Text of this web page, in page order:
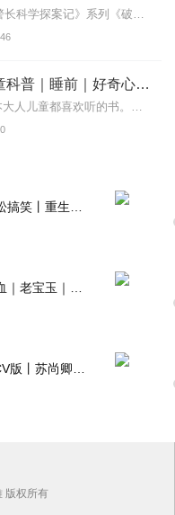
【适听年龄】7岁+《猴子警长科学探案记》系列《破坏者联盟篇1·猴子警长科学探案记》>>>《破坏者联盟篇2·猴子警长科学探案记》>>>《破坏者联盟篇3·猴子警长科...
人类真相小探秘｜儿童科普｜睡前｜好奇心出发| 世界之谜
这本书你还不知道吗？一本大人儿童都喜欢听的书。本书包括人体个个小零件、史前文明3D版、史前科技好哇噻、历史百谜动漫城、宝藏密码123等内容。
版权所有